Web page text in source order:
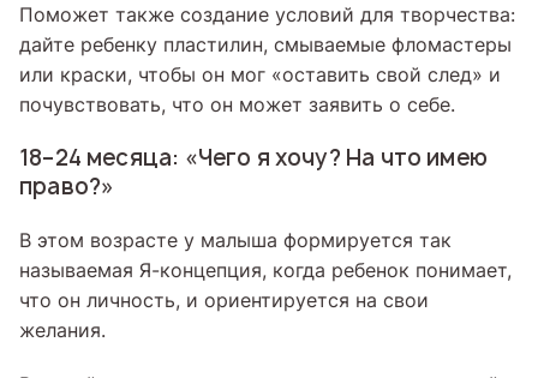
Поможет также создание условий для творчества:
дайте ребенку пластилин, смываемые фломастеры
или краски, чтобы он мог «оставить свой след» и
почувствовать, что он может заявить о себе.
18–24 месяца: «Чего я хочу? На что имею
право?»
В этом возрасте у малыша формируется так
называемая Я-концепция, когда ребенок понимает,
что он личность, и ориентируется на свои
желания.